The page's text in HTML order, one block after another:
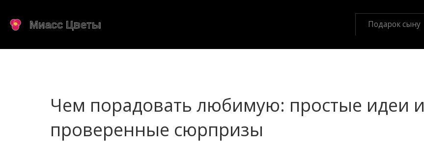
Подарок сыну
Чем порадовать любимую: простые идеи и
проверенные сюрпризы